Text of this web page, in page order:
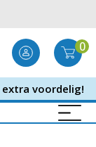
0
extra voordelig!